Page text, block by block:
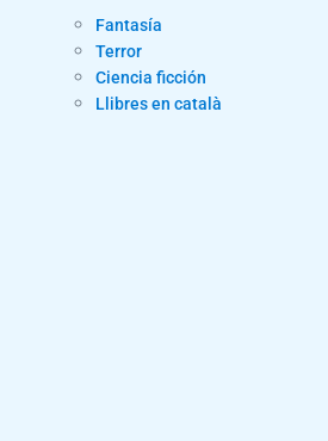
Fantasía
Terror
Ciencia ficción
Llibres en català